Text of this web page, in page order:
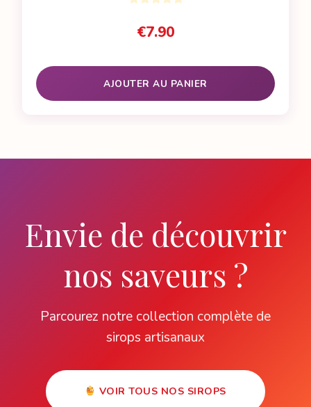
€7.90
AJOUTER AU PANIER
Envie de découvrir
nos saveurs ?
Parcourez notre collection complète de
sirops artisanaux
VOIR TOUS NOS SIROPS